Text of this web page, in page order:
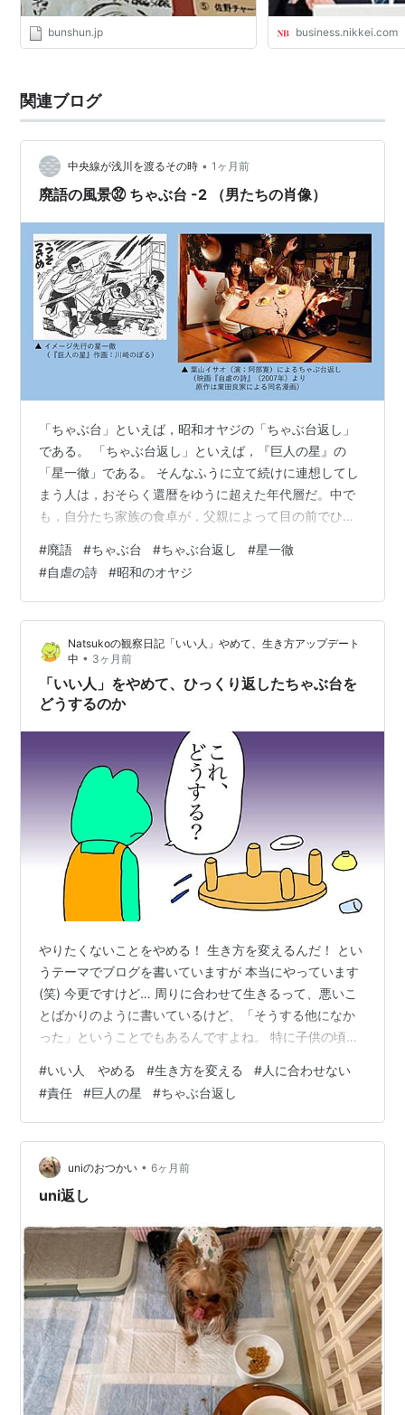
bunshun.jp business.nikkei.com
関連ブログ
中央線が浅川を渡るその時 • 1ヶ月前
廃語の風景㉜ ちゃぶ台 -2 （男たちの肖像）
「ちゃぶ台」といえば，昭和オヤジの「ちゃぶ台返し」
である。 「ちゃぶ台返し」といえば，『巨人の星』の
「星一徹」である。 そんなふうに立て続けに連想してし
まう人は，おそらく還暦をゆうに超えた年代層だ。中で
も，自分たち家族の食卓が，父親によって目の前でひっ
と見てほぼ間違いなかろう。昭和30（1955）年生まれで
今ちょうど70歳の私や， 2つ年下の女房などは，幼少期
にその経験を持っている。ちなみに私の父親は大正13年
生まれの町医者で，女房の父親は昭和3年生まれの国家公
務員だった。どちらも戦前の教育を受けた父親だから，
もともと男は女よりもエライ存在だ…
#廃語 #ちゃぶ台 #ちゃぶ台返し #星一徹
#自虐の詩 #昭和のオヤジ
Natsukoの観察日記「いい人」やめて、生き方アップデート
中 • 3ヶ月前
「いい人」をやめて、ひっくり返したちゃぶ台を
どうするのか
やりたくないことをやめる！ 生き方を変えるんだ！ とい
うテーマでブログを書いていますが 本当にやっています
(笑) 今更ですけど… 周りに合わせて生きるって、悪いこ
とばかりのように書いているけど、「そうする他になか
った」ということでもあるんですよね。 特に子供の頃、
としても、なぜなのかも分からない。 そんななかで、
「これなら何とかできるかな」と選んだ一つの手段だっ
たりする。 「こうすれば怒られにくい」とか「誰かに合
わせれば責任を負わなくて済む」とか 小さい頃にそのや
り方を取り入れた。 それが大人になっても当たり前にな
っていた。 でもさすがに、そ…
#いい人 やめる #生き方を変える #人に合わせない
#責任 #巨人の星 #ちゃぶ台返し
uniのおつかい • 6ヶ月前
uni返し